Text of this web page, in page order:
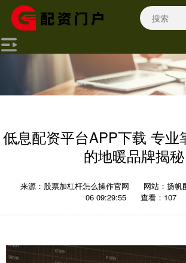
低息配资平台APP下载 专业
的地暖品牌揭秘
来源：股票加杠杆怎么操作官网 网站：扬帆
06 09:29:55
查看：107